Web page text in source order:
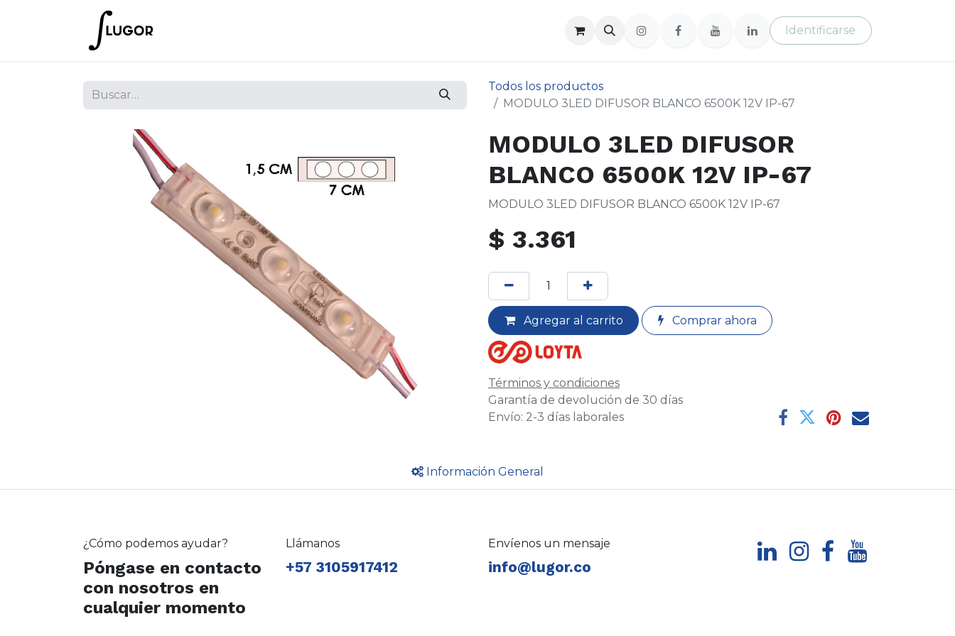
Identificarse
Todos los productos
MODULO 3LED DIFUSOR BLANCO 6500K 12V IP-67
MODULO 3LED DIFUSOR
BLANCO 6500K 12V IP-67
MODULO 3LED DIFUSOR BLANCO 6500K 12V IP-67
$ 3.361
Agregar al carrito Comprar ahora
Términos y condiciones
Garantía de devolución de 30 días
Envío: 2-3 días laborales
Información General
¿Cómo podemos ayudar?
Póngase en contacto
con nosotros en
cualquier momento
Llámanos
+57 3105917412
Envíenos un mensaje
info@lugor.co